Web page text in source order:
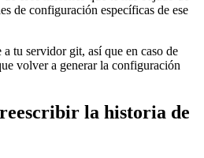
de configuración específicas de ese
tu servidor git, así que en caso de
volver a generar la configuración
la historia de